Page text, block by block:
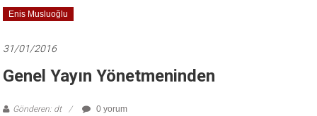
Önce
Türkiye
Enis Musluoğlu
31/01/2016
Genel Yayın Yönetmeninden
Gönderen: dt 0 yorum